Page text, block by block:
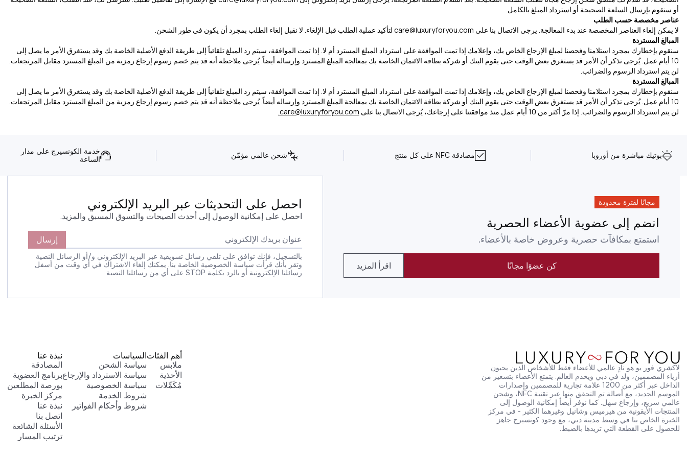
أو سنقوم بإرسال السلعة الصحيحة أو استرداد المبلغ بالكامل.
عناصر مخصصة حسب الطلب
لا يمكن إلغاء العناصر المخصصة عند بدء المعالجة. يرجى الاتصال بنا على care@luxuryforyou.com لتأكيد عملية الطلب قبل الإلغاء. لا نقبل إلغاء الطلب بمجرد أن يكون في طور الشحن.
المبالغ المستردة
سنقوم بإخطارك بمجرد استلامنا وفحصنا لمبلغ الإرجاع الخاص بك، وإعلامك إذا تمت الموافقة على استرداد المبلغ المسترد أم لا. إذا تمت الموافقة، سيتم رد المبلغ تلقائياً إلى طريقة الدفع الأصلية الخاصة بك وقد يستغرق الأمر ما يصل إلى
10 أيام عمل. يُرجى تذكر أن الأمر قد يستغرق بعض الوقت حتى يقوم البنك أو شركة بطاقة الائتمان الخاصة بك بمعالجة المبلغ المسترد وإرساله أيضاً. يُرجى ملاحظة أنه قد يتم خصم رسوم إرجاع رمزية من المبلغ المسترد مقابل المرتجعات.
لن يتم استرداد الرسوم والضرائب.
المبالغ المستردة
سنقوم بإخطارك بمجرد استلامنا وفحصنا لمبلغ الإرجاع الخاص بك، وإعلامك إذا تمت الموافقة على استرداد المبلغ المسترد أم لا. إذا تمت الموافقة، سيتم رد المبلغ تلقائياً إلى طريقة الدفع الأصلية الخاصة بك وقد يستغرق الأمر ما يصل إلى
10 أيام عمل. يُرجى تذكر أن الأمر قد يستغرق بعض الوقت حتى يقوم البنك أو شركة بطاقة الائتمان الخاصة بك بمعالجة المبلغ المسترد وإرساله أيضاً. يُرجى ملاحظة أنه قد يتم خصم رسوم إرجاع رمزية من المبلغ المسترد مقابل المرتجعات.
لن يتم استرداد الرسوم والضرائب. إذا مرّ أكثر من 10 أيام عمل منذ موافقتنا على إرجاعك، يُرجى الاتصال بنا على
care@luxuryforyou.com
.
بوتيك مباشرة من أوروبا مصادقة NFC على كل منتج شحن عالمي مؤمّن
خدمة الكونسيرج على مدار
الساعة
مجانًا لفترة محدودة
انضم إلى عضوية الأعضاء الحصرية
استمتع بمكافآت حصرية وعروض خاصة بالأعضاء.
كن عضوًا مجانًا اقرأ المزيد
احصل على التحديثات عبر البريد الإلكتروني
احصل على إمكانية الوصول إلى أحدث الصيحات والتسوق المسبق والمزيد.
إرسال
بالتسجيل، فإنك توافق على تلقي رسائل تسويقية عبر البريد الإلكتروني و/أو الرسائل النصية
وتقر بأنك قرأت سياسة الخصوصية الخاصة بنا. يمكنك إلغاء الاشتراك في أي وقت من أسفل
رسائلنا الإلكترونية أو بالرد بكلمة STOP على أي من رسائلنا النصية
للحصول على القطعة التي تريدها بالضبط.
أهم الفئات
ملابس
الأحذية
مُكَمِّلات
السياسات
سياسة الشحن
سياسة الاسترداد والإرجاع
سياسة الخصوصية
شروط الخدمة
شروط وأحكام الفواتير
نبذة عنا
المصادقة
برنامج العضوية
بورصة المطلعين
مركز الخبرة
نبذة عنا
اتصل بنا
الأسئلة الشائعة
ترتيب المسار